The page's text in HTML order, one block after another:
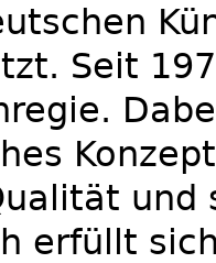
Seit
erfüllt